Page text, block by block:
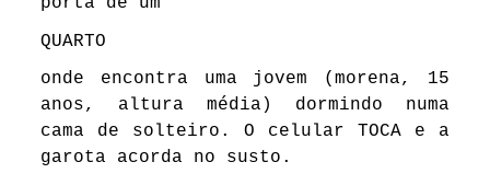
QUARTO
onde encontra uma jovem (morena, 15
anos, altura média) dormindo numa
cama de solteiro. O celular TOCA e a
garota acorda no susto.